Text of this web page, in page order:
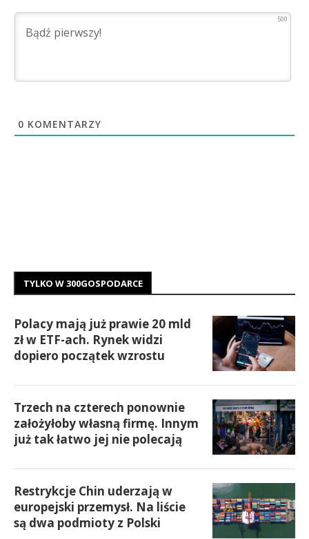
500
0 KOMENTARZY
TYLKO W 300GOSPODARCE
Polacy mają już prawie 20 mld
zł w ETF-ach. Rynek widzi
dopiero początek wzrostu
Trzech na czterech ponownie
założyłoby własną firmę. Innym
już tak łatwo jej nie polecają
Restrykcje Chin uderzają w
europejski przemysł. Na liście
są dwa podmioty z Polski